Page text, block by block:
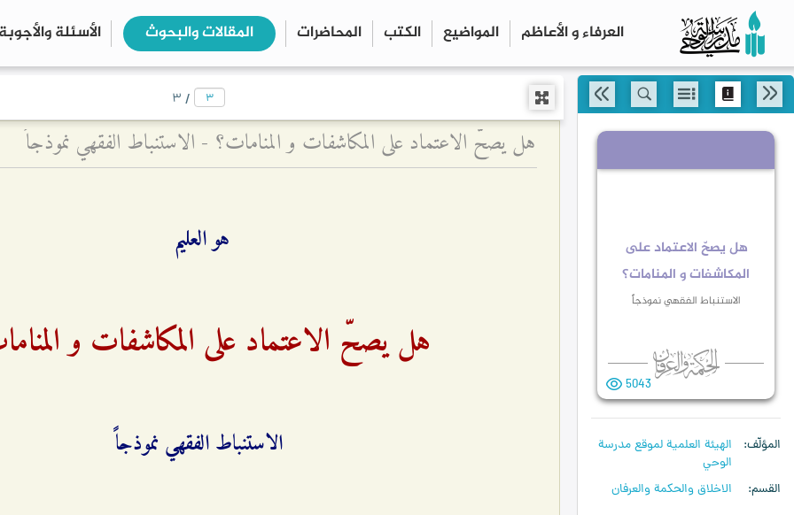
العرفاء و الأعاظم المواضیع الكتب المحاضرات المقالات والبحوث الأسئلة search
close
هل يصحّ الاعتماد على
المكاشفات و المنامات؟
الاستنباط الفقهي نموذجاً
5043
المؤلّف
الهیئة العلمیة لموقع مدرسة
الوحي
القسم
الاخلاق والحکمة والعرفان
/ ۳
هل يصحّ الاعتماد على المكاشفات و المنامات؟ - الاستنباط الفقهي نموذجاً
هو العليم
هل يصحّ الاعتماد على المكاشفات و
الاستنباط الفقهي نموذجاً